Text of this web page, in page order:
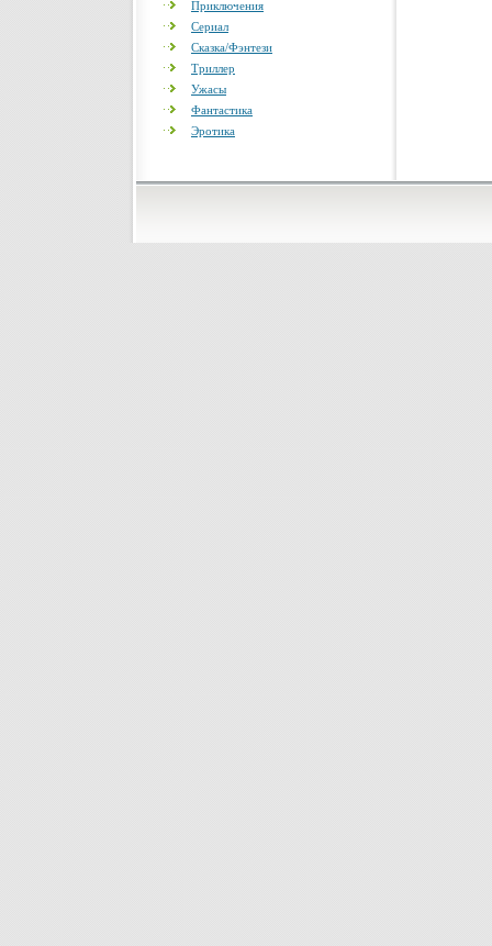
Приключения
Сериал
Сказка/Фэнтези
Триллер
Ужасы
Фантастика
Эротика